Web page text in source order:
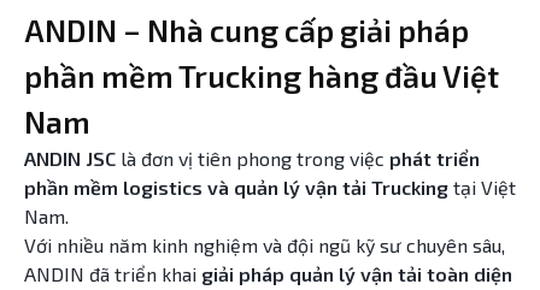
ANDIN – Nhà cung cấp giải pháp
phần mềm Trucking hàng đầu Việt
Nam
ANDIN JSC là đơn vị tiên phong trong việc phát triển
phần mềm logistics và quản lý vận tải Trucking tại Việt
Nam.
Với nhiều năm kinh nghiệm và đội ngũ kỹ sư chuyên sâu,
ANDIN đã triển khai giải pháp quản lý vận tải toàn diện